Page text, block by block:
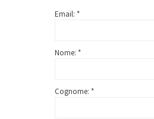
Email: *
Nome: *
Cognome: *